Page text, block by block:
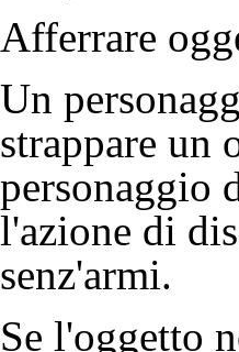
Afferrare
Un
strappare un
personaggio
l'azione di
senz'armi.
Se l'oggetto